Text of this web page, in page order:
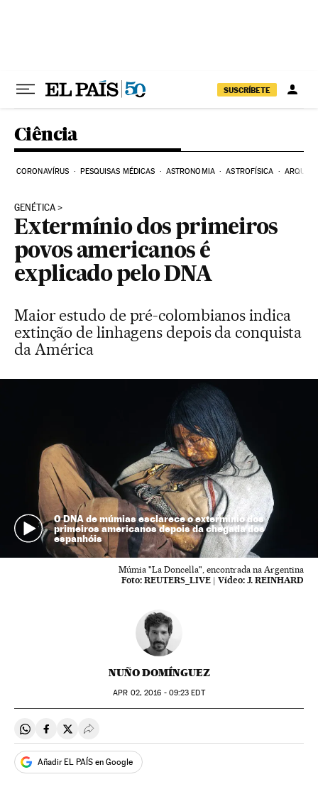
SUSCRÍBETE
Ciência
CORONAVÍRUS PESQUISAS MÉDICAS ASTRONOMIA ASTROFÍSICA
GENÉTICA
Extermínio dos primeiros
povos americanos é
explicado pelo DNA
Maior estudo de pré-colombianos indica
extinção de linhagens depois da conquista
da América
O DNA de múmias esclarece o exterminio dos
primeiros americanos depois da chegada dos
espanhóis
Múmia "La Doncella", encontrada na Argentina
Foto: REUTERS_LIVE | Vídeo: J. REINHARD
NUÑO DOMÍNGUEZ
APR 02, 2016 - 09:23 EDT
Compartir en Whatsapp
Compartir en Facebook
Compartir en Twitter
Desplegar Redes Sociales
Añadir EL PAÍS en Google